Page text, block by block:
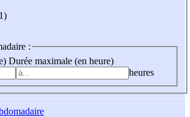
:
Durée maximale (en heure)
heures